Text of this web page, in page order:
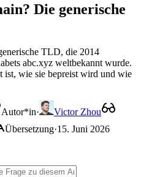
Die generische
TLD, die 2014
abc.xyz weltbekannt wurde.
ist, wie sie bepreist wird und wie
Autor*in·
Victor Zhou
Übersetzung·15. Juni 2026